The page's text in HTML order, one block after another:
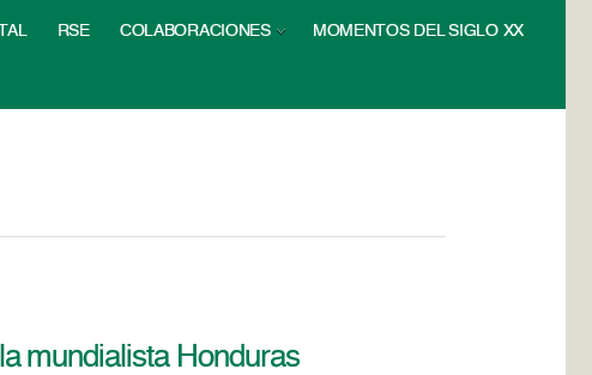
RSE COLABORACIONES MOMENTOS DEL SIGLO XX
mundialista Honduras